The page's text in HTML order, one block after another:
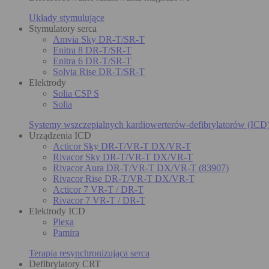
Układy stymulujące
Stymulatory serca
Amvia Sky DR-T/SR-T
Enitra 8 DR-T/SR-T
Enitra 6 DR-T/SR-T
Solvia Rise DR-T/SR-T
Elektrody
Solia CSP S
Solia
Systemy wszczepialnych kardiowerterów-defibrylatorów
Urządzenia ICD
Acticor Sky DR-T/VR-T DX/VR-T
Rivacor Sky DR-T/VR-T DX/VR-T
Rivacor Aura DR-T/VR-T DX/VR-T (83907)
Rivacor Rise DR-T/VR-T DX/VR-T
Acticor 7 VR-T / DR-T
Rivacor 7 VR-T / DR-T
Elektrody ICD
Plexa
Pamira
Terapia resynchronizująca serca
Defibrylatory CRT